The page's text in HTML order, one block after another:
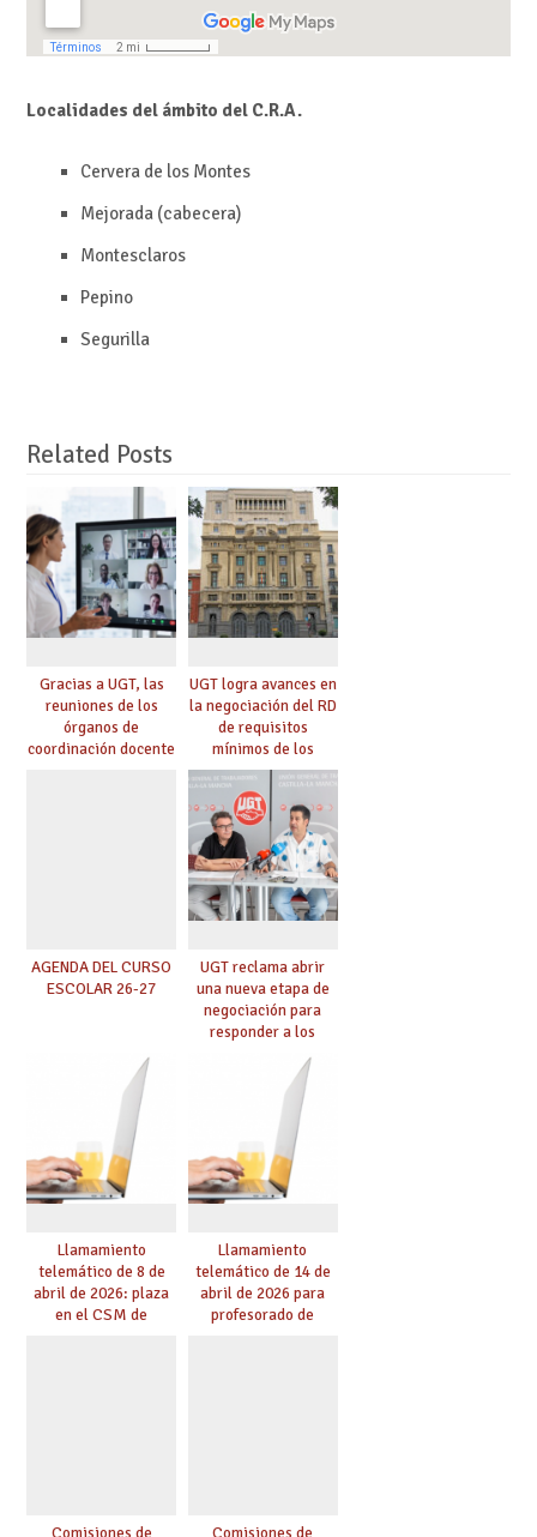
Localidades del ámbito del C.R.A.
Cervera de los Montes
Mejorada (cabecera)
Montesclaros
Pepino
Segurilla
Related Posts
Gracias a UGT, las
reuniones de los
órganos de
coordinación docente
UGT logra avances en
la negociación del RD
de requisitos
mínimos de los
centros educativos y
exige al Ministerio
que los compromisos
se materialicen con
la mayor agilidad
posible
AGENDA DEL CURSO
ESCOLAR 26-27
UGT reclama abrir
una nueva etapa de
negociación para
responder a los
nuevos desafíos de la
educación
Llamamiento
telemático de 8 de
abril de 2026: plaza
en el CSM de
Llamamiento
telemático de 14 de
abril de 2026 para
profesorado de